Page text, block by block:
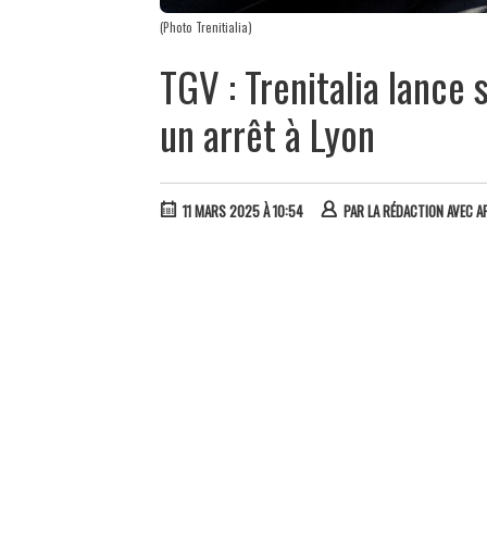
(Photo Trenitialia)
TGV : Trenitalia lance
un arrêt à Lyon
11 MARS 2025 À 10:54 PARLA RÉDACTION AVEC